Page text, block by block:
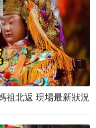
祖北返 現場最新狀況